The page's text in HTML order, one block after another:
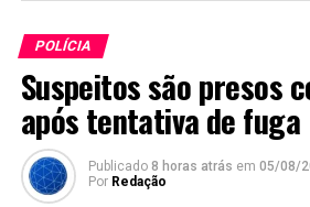
POLÍCIA
Suspeitos são presos
após tentativa de fuga
Publicado 8 horas atrás em 05/08/
Por Redação